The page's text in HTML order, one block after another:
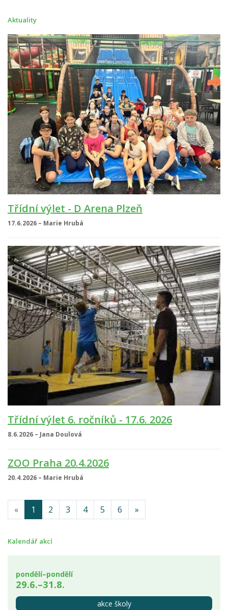
Aktuality
Třídní výlet - D Arena Plzeň
17.6.2026 – Marie Hrubá
Třídní výlet 6. ročníků - 17.6. 2026
8.6.2026 – Jana Doulová
ZOO Praha 20.4.2026
20.4.2026 – Marie Hrubá
« 1 2 3 4 5 6 »
Kalendář akcí
pondělí–pondělí
29.6.–31.8.
akce školy